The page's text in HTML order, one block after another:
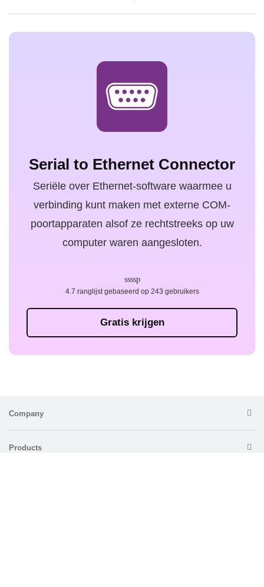
Serial to Ethernet Connector
Seriële over Ethernet-software waarmee u
verbinding kunt maken met externe COM-
poortapparaten alsof ze rechtstreeks op uw
computer waren aangesloten.
Gratis krijgen
4.7 ranglijst gebaseerd op 243 gebruikers
Company
Products